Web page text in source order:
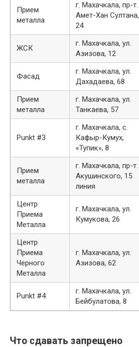
Прием
металла
г. Махачкала, пр-т.
Амет-Хан Султана,
24
ЖСК
г. Махачкала, ул.
Азизова, 12
Фасад
г. Махачкала, ул.
Дахадаева, 68
Прием
металла
г. Махачкала, ул.
Танкаева, 57
Punkt #3
г. Махачкала, с.
Кафыр-Кумух,
«Тупик», 8
Прием
металла
г. Махачкала, пр-т.
Акушинского, 15
линия
Центр
Приема
Металла
г. Махачкала, ул.
Кумукова, 26
Центр
Приема
Черного
Металла
г. Махачкала, ул.
Азизова, 62
Punkt #4
г. Махачкала, ул.
Бейбулатова, 8
Что сдавать запрещено